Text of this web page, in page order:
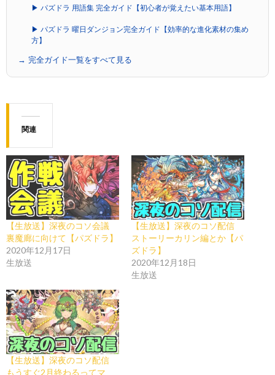
▶ パズドラ 用語集 完全ガイド【初心者が覚えたい基本用語】
▶ パズドラ 曜日ダンジョン完全ガイド【効率的な進化素材の集め
方】
→ 完全ガイド一覧をすべて見る
関連
【生放送】深夜のコソ会議
裏魔廊に向けて【パズドラ】
2020年12月17日
生放送
【生放送】深夜のコソ配信
ストーリーカリン編とか【パ
ズドラ】
2020年12月18日
生放送
【生放送】深夜のコソ配信
もうすぐ2月終わるってマ